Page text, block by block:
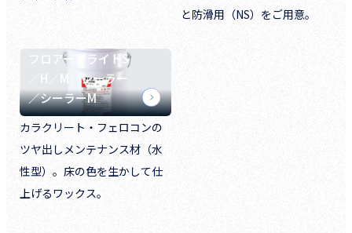
と防滑用（NS）をご用意。
フロアーブライトS
／H／M／シーラー
／シーラーM
カラクリート・フェロコンの
ツヤ出しメンテナンス材（水
性型）。床の色を生かして仕
上げるワックス。